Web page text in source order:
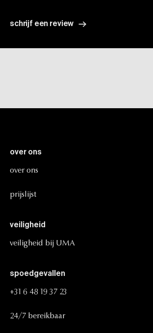
schrijf een review
over ons
over ons
prijslijst
veiligheid
veiligheid bij UMA
spoedgevallen
+31 6 48 19 37 23
24/7 bereikbaar